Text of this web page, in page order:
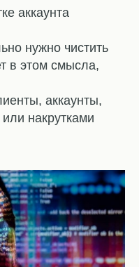
аккаунта
нужно чистить
в этом смысла,
аккаунты,
накрутками